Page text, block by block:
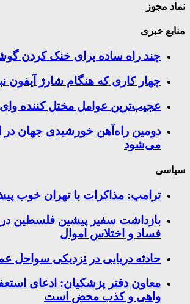
نماد مجوز
منابع خبری
چند راه‌ ساده برای خنک کردن
چهار کاری که هنگام شارژ آیفون
عجیب‌ترین عوامل مختل کننده
دومین راه‌آهن خورشیدی جهان در
می‌شود
سیاسی
ترامپ: مذاکرات با تهران خوب
بازداشت سفیر پیشین فلسطین در
فساد و اختلاس اموال
حادثه دریایی در نزدیکی سواحل
معاون دفتر پزشکیان: ادعای
واهی و کذب محض است